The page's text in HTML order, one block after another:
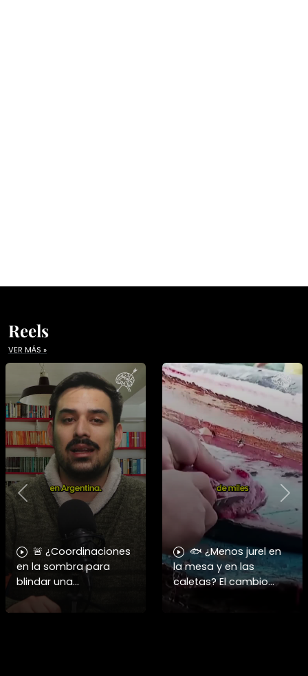
Reels
VER MÁS »
🚨 ¿Coordinaciones
en la sombra para
blindar una
candidatura
presidencial? Nuevos
🐟 ¿Menos jurel en
la mesa y en las
caletas? El cambio
climático y El Niño
alteran las aguas
Previous